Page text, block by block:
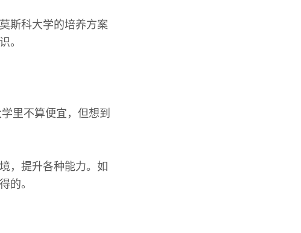
斯科大学的培养方案
。
里不算便宜，但想到
，提升各种能力。如
的。